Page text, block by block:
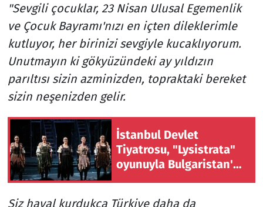
"Sevgili çocuklar, 23 Nisan Ulusal Egemenlik
ve Çocuk Bayramı'nızı en içten dileklerimle
kutluyor, her birinizi sevgiyle kucaklıyorum.
Unutmayın ki gökyüzündeki ay yıldızın
parıltısı sizin azminizden, topraktaki bereket
sizin neşenizden gelir.
İstanbul Devlet
Tiyatrosu, "Lysistrata"
oyunuyla Bulgaristan'da
Siz hayal kurdukça Türkiye daha da